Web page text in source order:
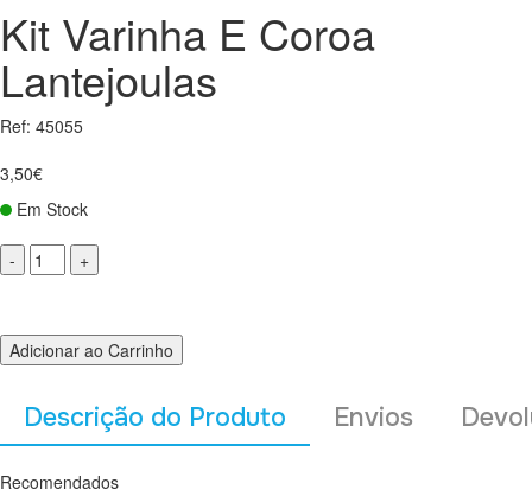
Kit Varinha E Coroa
Lantejoulas
Ref: 45055
3,50€
Em Stock
Adicionar ao Carrinho
Descrição do Produto Envios
Recomendados